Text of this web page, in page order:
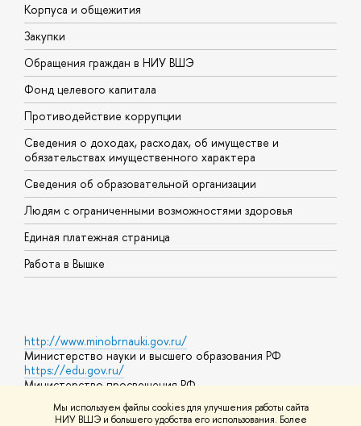
Мы используем файлы cookies для улучшения работы сайта
НИУ ВШЭ и большего удобства его использования. Более
Корпуса и общежития
Закупки
Обращения граждан в НИУ ВШЭ
Фонд целевого капитала
Противодействие коррупции
Сведения о доходах, расходах, об имуществе и
обязательствах имущественного характера
Сведения об образовательной организации
Людям с ограниченными возможностями здоровья
Единая платежная страница
Работа в Вышке
http://www.minobrnauki.gov.ru/
Министерство науки и высшего образования РФ
https://edu.gov.ru/
Министерство просвещения РФ
Массовые открытые онлайн-курсы